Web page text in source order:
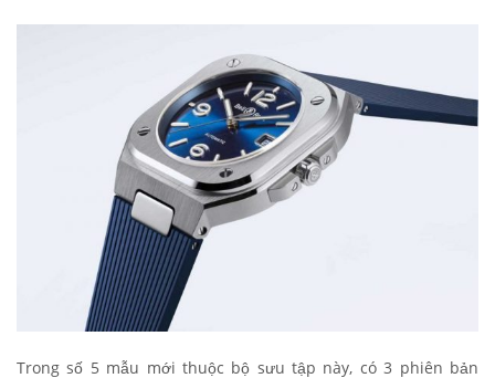
Trong số 5 mẫu mới thuộc bộ sưu tập này, có 3 phiên bản